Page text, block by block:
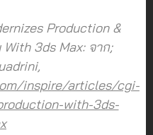
Production &
3ds Max: จาก;
inspire/articles/cgi-
with-3ds-